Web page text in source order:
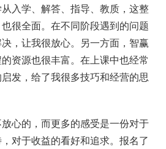
入学、解答、指导、教质，这整
很全面。在不同阶段遇到的问题
，让我很放心。另一方面，智赢
资源也很丰富。在上课中也经常
发，给了我很多技巧和经营的思
心的，而更多的感受是一份对于
对于收益的看好和追求。报名了